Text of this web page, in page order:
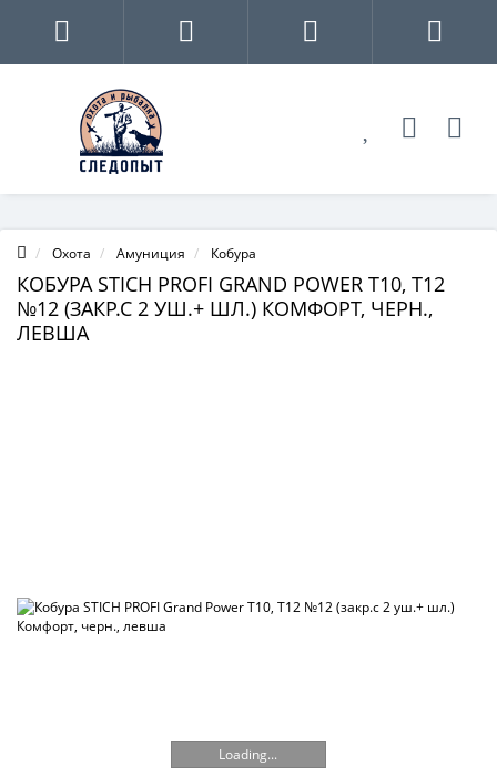
Охота Амуниция Кобура
КОБУРА STICH PROFI GRAND POWER T10, Т12
№12 (ЗАКР.С 2 УШ.+ ШЛ.) КОМФОРТ, ЧЕРН.,
ЛЕВША
Loading...